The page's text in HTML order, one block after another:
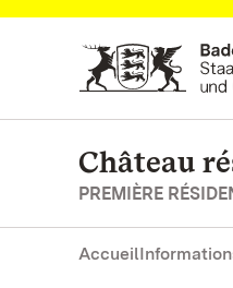
Vers la page d’accueil
Château
PREMIÈRE
Accueil